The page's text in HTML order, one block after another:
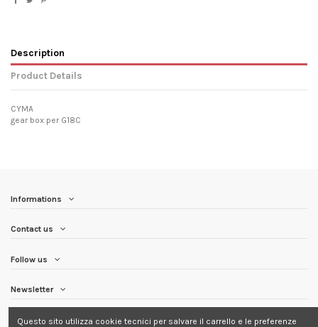
Description
Product Details
CYMA
gear box per G18C
Informations
Contact us
Follow us
Newsletter
Questo sito utilizza cookie tecnici per salvare il carrello e le preferenze